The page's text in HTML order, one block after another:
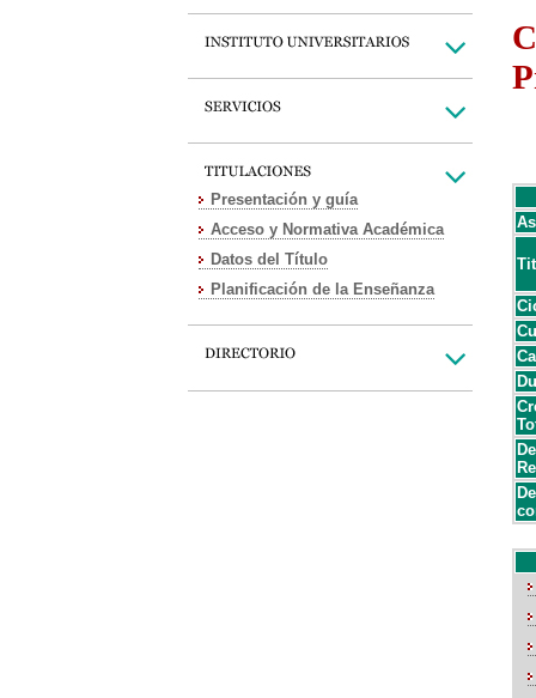
Presentación y guía
Acceso y Normativa Académica
Datos del Título
Planificación de la Enseñanza